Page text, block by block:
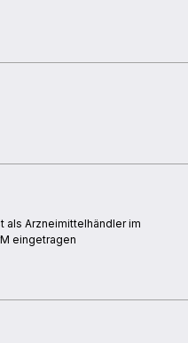
als Arzneimittelhändler im
eingetragen